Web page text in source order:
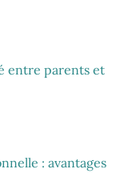
entre parents et
: avantages